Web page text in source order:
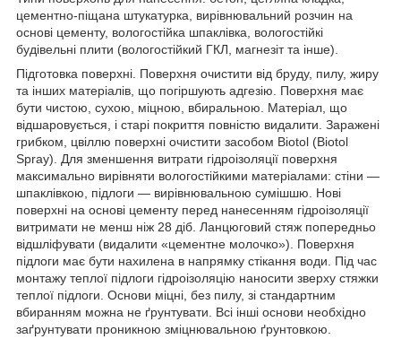
цементно-піщана штукатурка, вирівнювальний розчин на
основі цементу, вологостійка шпаклівка, вологостійкі
будівельні плити (вологостійкий ГКЛ, магнезіт та інше).
Підготовка поверхні. Поверхня очистити від бруду, пилу, жиру
та інших матеріалів, що погіршують адгезію. Поверхня має
бути чистою, сухою, міцною, вбиральною. Матеріал, що
відшаровується, і старі покриття повністю видалити. Заражені
грибком, цвіллю поверхні очистити засобом Biotol (Biotol
Spray). Для зменшення витрати гідроізоляції поверхня
максимально вирівняти вологостійкими матеріалами: стіни —
шпаклівкою, підлоги — вирівнювальною сумішшю. Нові
поверхні на основі цементу перед нанесенням гідроізоляції
витримати не менш ніж 28 діб. Ланцюговий стяж попередньо
відшліфувати (видалити «цементне молочко»). Поверхня
підлоги має бути нахилена в напрямку стікання води. Під час
монтажу теплої підлоги гідроізоляцію наносити зверху стяжки
теплої підлоги. Основи міцні, без пилу, зі стандартним
вбиранням можна не ґрунтувати. Всі інші основи необхідно
заґрунтувати проникною зміцнювальною ґрунтовкою.